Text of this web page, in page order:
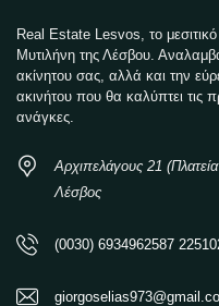
Real Estate Lesvos, το
Μυτιλήνη της Λέσβου.
ακίνητου σας, αλλά και την
ακινήτου που θα καλύπτει τις
ανάγκες.
Αρχιπελάγους 21
Λέσβος
(0030) 6934962587